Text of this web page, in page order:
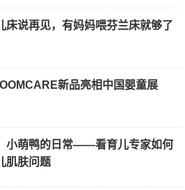
床说再见，有妈妈喂芬兰床就够了
新品亮相中国婴童展
小萌鸭的日常——看育儿专家如何
肌肤问题